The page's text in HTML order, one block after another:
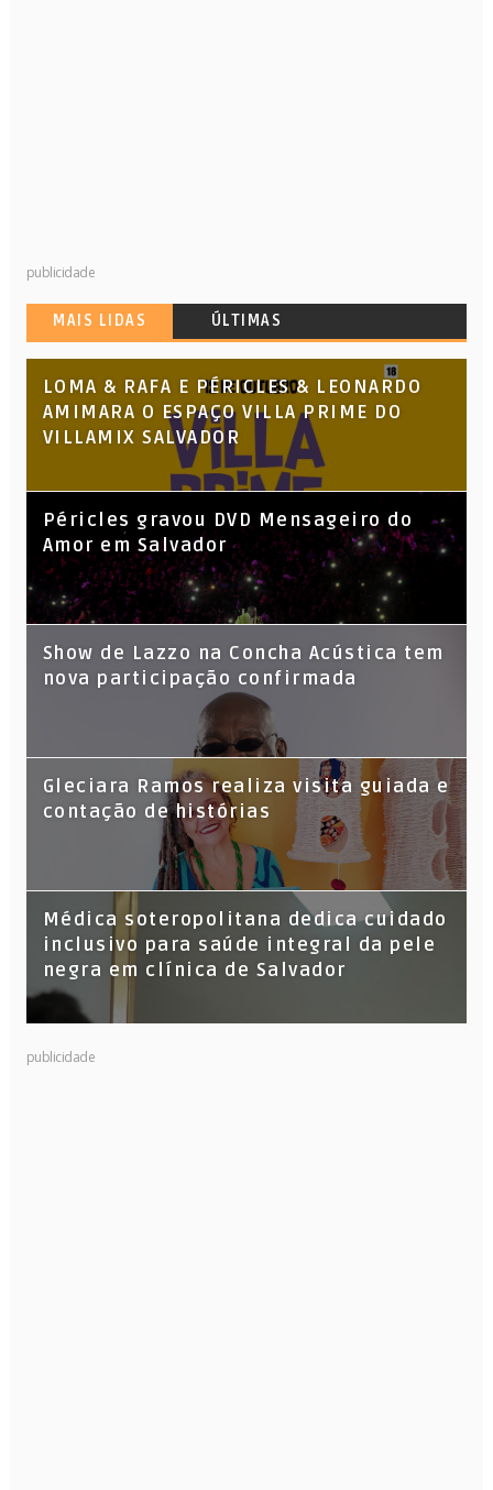
publicidade
MAIS LIDAS ÚLTIMAS
LOMA & RAFA E PÉRICLES & LEONARDO
AMIMARA O ESPAÇO VILLA PRIME DO
VILLAMIX SALVADOR
Péricles gravou DVD Mensageiro do
Amor em Salvador
Show de Lazzo na Concha Acústica tem
nova participação confirmada
Gleciara Ramos realiza visita guiada e
contação de histórias
Médica soteropolitana dedica cuidado
inclusivo para saúde integral da pele
negra em clínica de Salvador
publicidade